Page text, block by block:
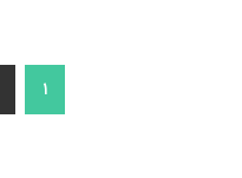
۱